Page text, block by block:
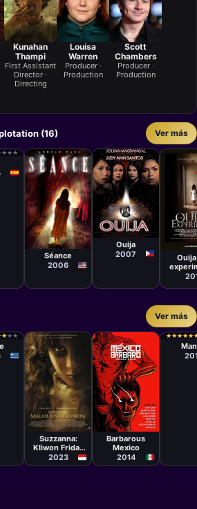
Kunahan
Thampi
First Assistant
Director ·
Directing
Louisa
Warren
Producer ·
Production
Scott
Chambers
Producer ·
Production
(16) Ver más
★
★ ★
★ ★
★
Película
Mark L. Smith
Séance
2006
Película
Topel Lee
Ouija
2007
Israel
del
Ver más
★
★★
★ ★
★
Película
Guntur
Soeharjanto
Suzzanna:
Kliwon Friday
Night
2023
Película
Lex Ortega,
Edgar Nito,
Aarón Soto,
Laurette
Flores, Ulises
Guzmán
Barbarous
Mexico
2014
★
★★
★★
★★
★★
★
Panos